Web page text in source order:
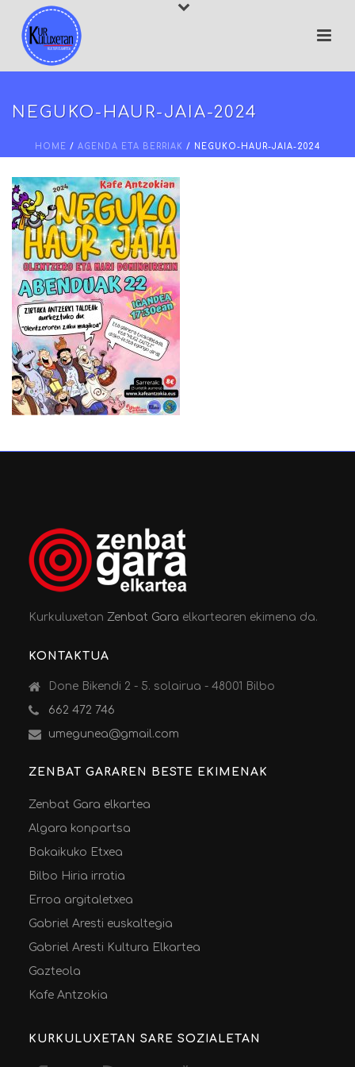
NEGUKO-HAUR-JAIA-2024
HOME / AGENDA ETA BERRIAK / NEGUKO-HAUR-JAIA-2024
KurkuluxetanZenbat Gara elkartearen ekimena da.
KONTAKTUA
Done Bikendi 2 - 5. solairua - 48001 Bilbo
662 472 746
umegunea@gmail.com
ZENBAT GARAREN BESTE EKIMENAK
Zenbat Gara elkartea
Algara konpartsa
Bakaikuko Etxea
Bilbo Hiria irratia
Erroa argitaletxea
Gabriel Aresti euskaltegia
Gabriel Aresti Kultura Elkartea
Gazteola
Kafe Antzokia
KURKULUXETAN SARE SOZIALETAN